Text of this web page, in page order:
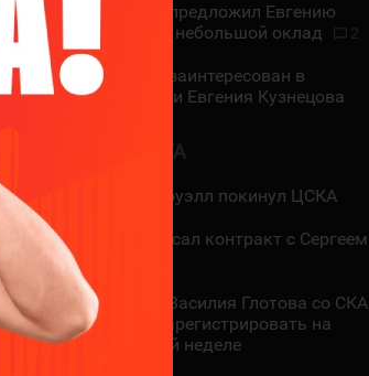
"Трактор" предложил Евгению
Кузнецову небольшой оклад
"Трактор" заинтересован в
подписании Евгения Кузнецова
2 АВГУСТА
Мак Холлоуэлл покинул ЦСКА
СКА подписал контракт с Сергеем
Контракт Василия Глотова со СКА
должны зарегистрировать на
следующей неделе